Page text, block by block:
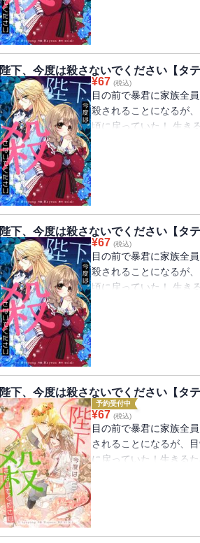
陛下、今度は殺さないでください【タ
¥67 (税込)
目の前で暴君に家族全
殺されることになるが
頃に戻っていた！ 生き
ルペルトの侍女になる
陛下、今度は殺さないでください【タ
¥67 (税込)
目の前で暴君に家族全
殺されることになるが
頃に戻っていた！ 生き
ルペルトの侍女になる
陛下、今度は殺さないでください【タ
予約受付中
¥67 (税込)
目の前で暴君に家族全
されることになるが、
に戻っていた！生きる
ルトの侍女になること